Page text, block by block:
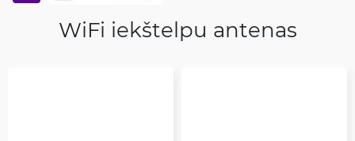
WiFi iekštelpu antenas